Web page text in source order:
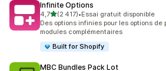
Infinite Options
4,7étoile(s) sur 5
(2 417)
2417 avis au total
•Essai gratuit disponible
Des options infinies pour les options
modules complémentaires
Built for Shopify
MBC Bundles Pack Lot